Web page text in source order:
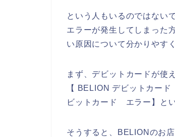
という人もいるのではない
エラーが発生してしまった
い原因について分かりやす
まず、デビットカードが使
【 BELION デビットカー
ビットカード エラー】と
そうすると、BELIONのお